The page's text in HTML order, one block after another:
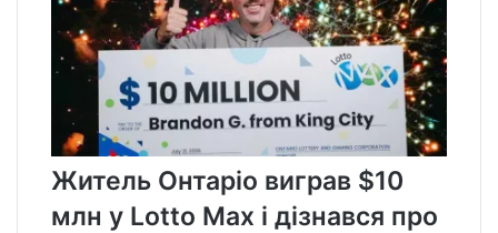
Житель Онтаріо виграв $10
млн у Lotto Max і дізнався про